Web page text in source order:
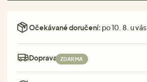
Očekávané doručení: po 10. 8. u vás
Doprava: ZDARMA